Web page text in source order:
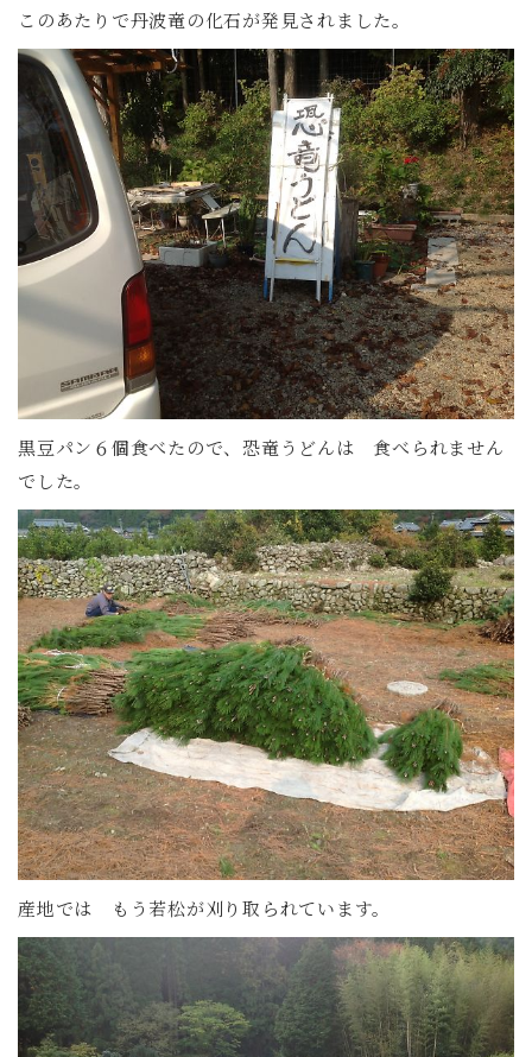
このあたりで丹波竜の化石が発見されました。
黒豆パン６個食べたので、恐竜うどんは 食べられません
でした。
産地では もう若松が刈り取られています。